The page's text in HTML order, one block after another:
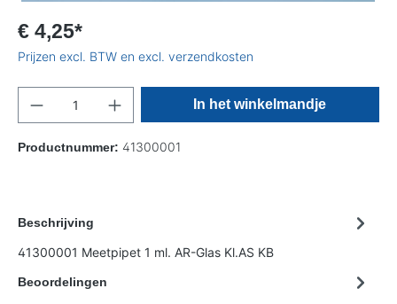
€ 4,25*
Prijzen excl. BTW en excl. verzendkosten
In het winkelmandje
Productnummer: 41300001
Beschrijving
41300001 Meetpipet 1 ml. AR-Glas Kl.AS KB
Beoordelingen